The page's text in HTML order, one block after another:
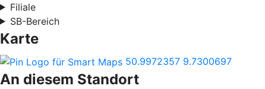
Filiale
SB-Bereich
Karte
50.9972357 9.7300697
An diesem Standort